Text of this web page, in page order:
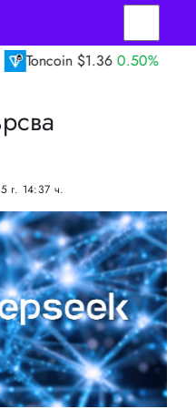
$1.36 0.50%
г. 14:37 ч.